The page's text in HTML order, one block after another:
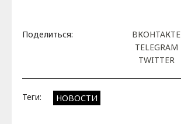
Поделиться:
ВКОНТАКТЕ
TELEGRAM
TWITTER
Теги: НОВОСТИ